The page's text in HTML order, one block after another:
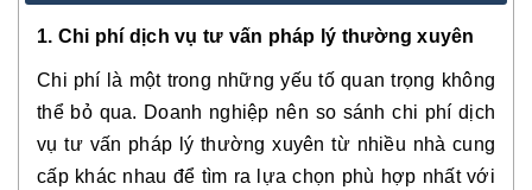
1. Chi phí dịch vụ tư vấn pháp lý thường xuyên
Chi phí là một trong những yếu tố quan trọng không
thể bỏ qua. Doanh nghiệp nên so sánh chi phí dịch
vụ tư vấn pháp lý thường xuyên từ nhiều nhà cung
cấp khác nhau để tìm ra lựa chọn phù hợp nhất với